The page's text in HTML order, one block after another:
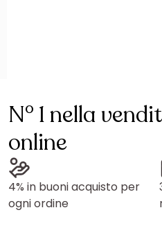
N° 1 nella
online
4% in buoni acquisto per
ogni ordine